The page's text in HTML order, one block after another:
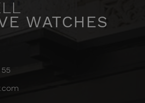
WATCHES
55